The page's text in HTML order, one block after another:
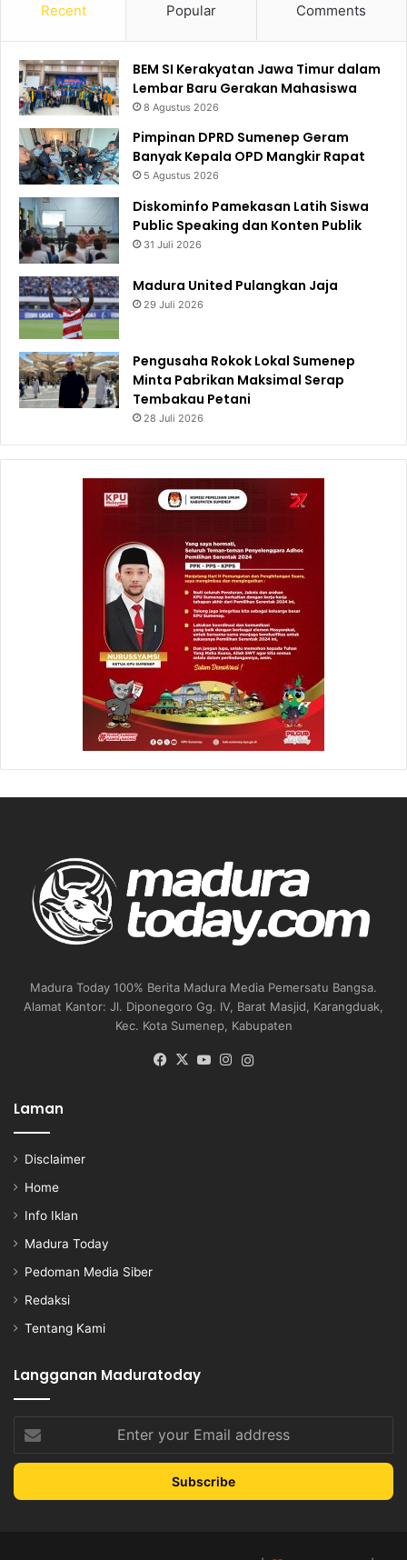
Recent Popular Comments
BEM SI Kerakyatan Jawa Timur dalam
Lembar Baru Gerakan Mahasiswa
8 Agustus 2026
Pimpinan DPRD Sumenep Geram
Banyak Kepala OPD Mangkir Rapat
5 Agustus 2026
Diskominfo Pamekasan Latih Siswa
Public Speaking dan Konten Publik
31 Juli 2026
Madura United Pulangkan Jaja
29 Juli 2026
Pengusaha Rokok Lokal Sumenep
Minta Pabrikan Maksimal Serap
Tembakau Petani
28 Juli 2026
Madura Today 100% Berita Madura Media Pemersatu Bangsa.
Alamat Kantor: Jl. Diponegoro Gg. IV, Barat Masjid, Karangduak,
Kec. Kota Sumenep, Kabupaten
Facebook
X YouTubeInstagram
Laman
Disclaimer
Home
Info Iklan
Madura Today
Pedoman Media Siber
Redaksi
Tentang Kami
Langganan Maduratoday
Enter
your
Email